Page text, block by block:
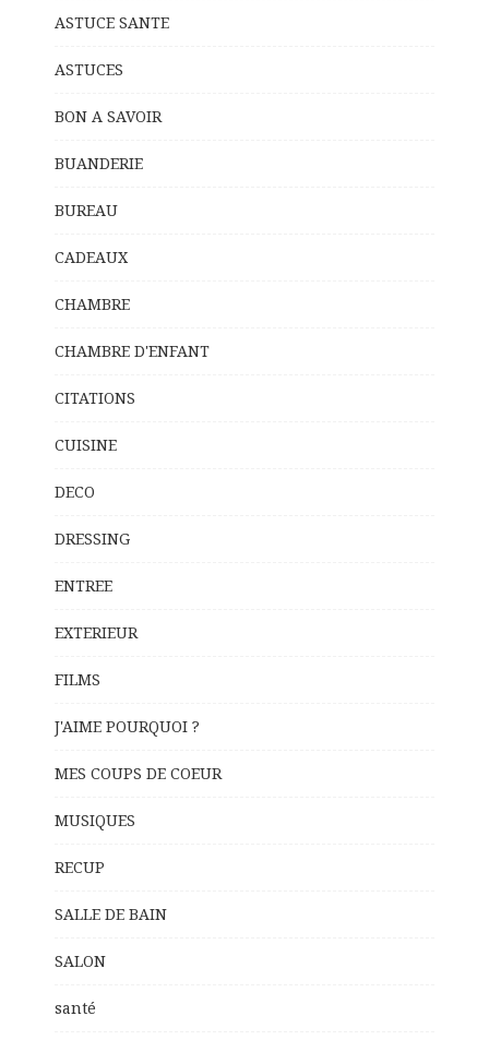
ASTUCE SANTE
ASTUCES
BON A SAVOIR
BUANDERIE
BUREAU
CADEAUX
CHAMBRE
CHAMBRE D'ENFANT
CITATIONS
CUISINE
DECO
DRESSING
ENTREE
EXTERIEUR
FILMS
J'AIME POURQUOI ?
MES COUPS DE COEUR
MUSIQUES
RECUP
SALLE DE BAIN
SALON
santé